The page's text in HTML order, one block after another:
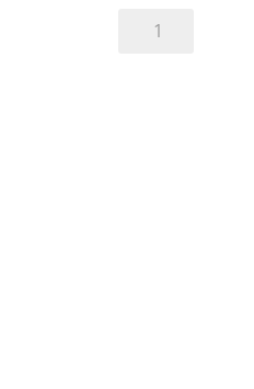
quantité